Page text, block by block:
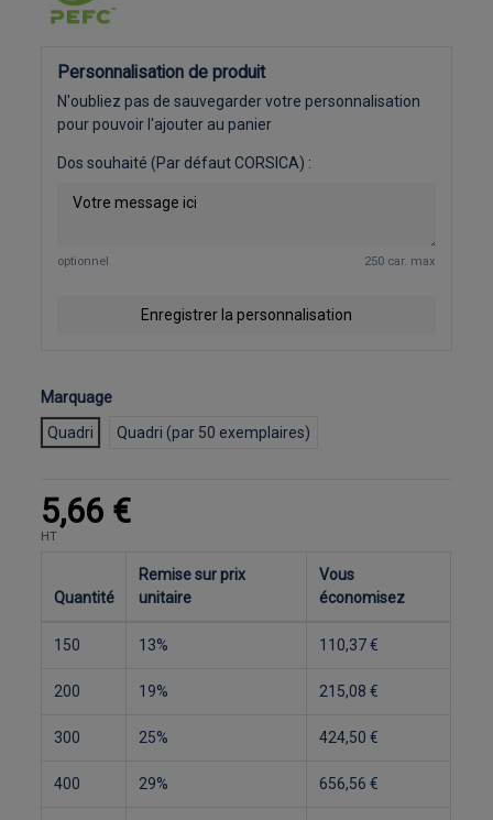
Personnalisation de produit
N'oubliez pas de sauvegarder votre personnalisation
pour pouvoir l'ajouter au panier
Dos souhaité (Par défaut CORSICA) :
optionnel 250 car. max
Enregistrer la personnalisation
Marquage
Quadri
Quadri (par 50 exemplaires)
5,66 €
HT
Quantité
Remise sur prix
unitaire
Vous
économisez
150 13% 110,37 €
200 19% 215,08 €
300 25% 424,50 €
400 29% 656,56 €